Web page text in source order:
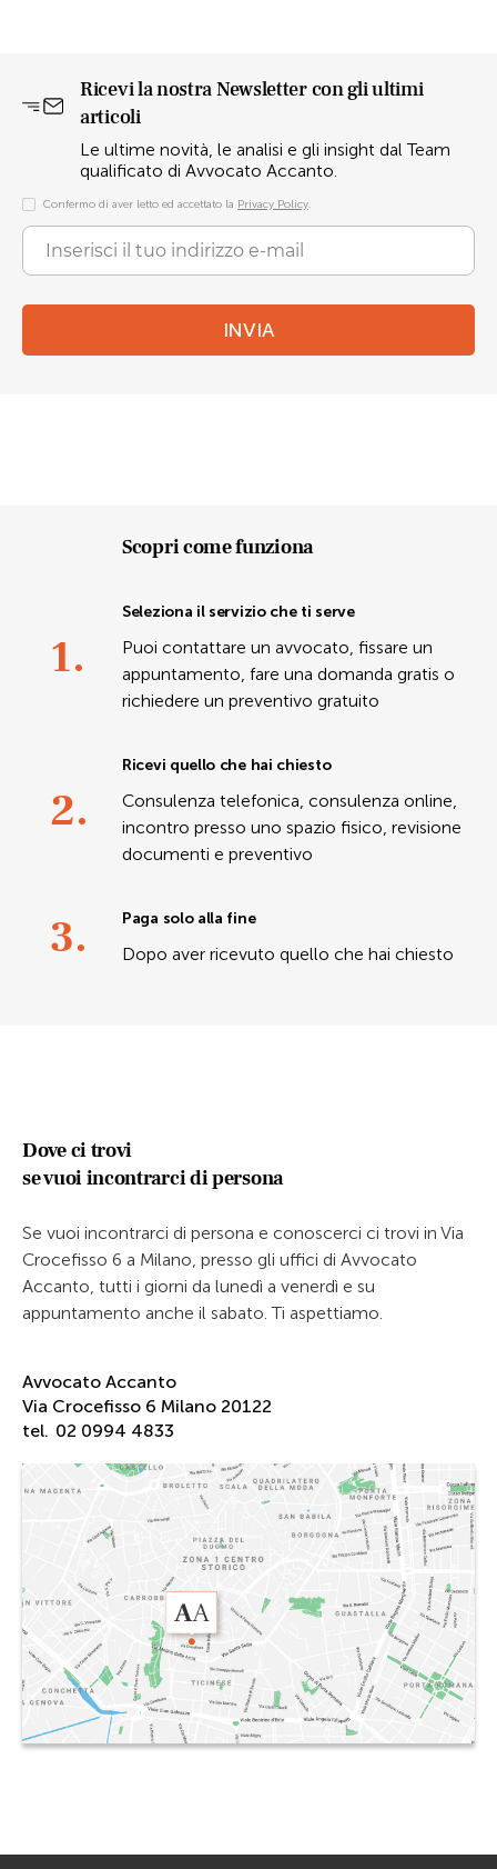
Ricevi la nostra Newsletter con gli ultimi
articoli
Le ultime novità, le analisi e gli insight dal Team
qualificato di Avvocato Accanto.
Confermo di aver letto ed accettato la Privacy Policy.
INVIA
Scopri come funziona
1.
Seleziona il servizio che ti serve
Puoi contattare un avvocato, fissare un
appuntamento, fare una domanda gratis o
richiedere un preventivo gratuito
2.
Ricevi quello che hai chiesto
Consulenza telefonica, consulenza online,
incontro presso uno spazio fisico, revisione
documenti e preventivo
3. Paga solo alla fine
Dopo aver ricevuto quello che hai chiesto
Dove ci trovi
se vuoi incontrarci di persona
Se vuoi incontrarci di persona e conoscerci ci trovi in Via
Crocefisso 6 a Milano, presso gli uffici di Avvocato
Accanto, tutti i giorni da lunedì a venerdì e su
appuntamento anche il sabato. Ti aspettiamo.
Avvocato Accanto
Via Crocefisso 6 Milano 20122
tel. 02 0994 4833